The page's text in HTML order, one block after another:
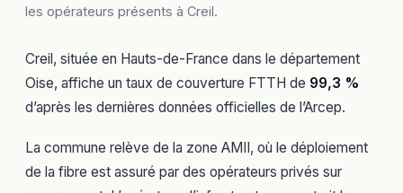
les opérateurs présents à Creil.
Creil, située en Hauts-de-France dans le département
Oise, affiche un taux de couverture FTTH de 99,3 %
d’après les dernières données officielles de l’Arcep.
La commune relève de la zone AMII, où le déploiement
de la fibre est assuré par des opérateurs privés sur